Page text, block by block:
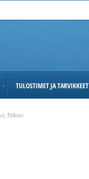
TULOSTIMET JA TARVIKKEET
Nikon